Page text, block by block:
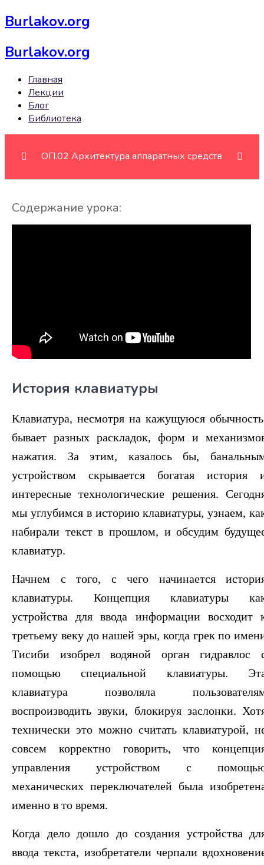
Burlakov.org
Burlakov.org
Главная
Лекции
Блог
Библиотека
Базовые представления об архитектуре ЭВМ.
факторы.
Устройство процессора 01:35:35
Периферийные устройства
История клавиатуры 14:16
ОП.02 Архитектура аппаратных средств
Содержание урока:
История клавиатуры
Клавиатура, несмотря на кажущуюся
бывает разных раскладок, форм и
нажатия. За этим, казалось бы,
устройством скрывается богатая история
интересные технологические решения.
мы углубимся в историю клавиатуры, узнаем,
набирали текст в прошлом, и обсудим
клавиатур.
Начнем с того, с чего начинается
клавиатуры. Концепция клавиатуры
устройства для ввода информации восходит
третьему веку до нашей эры, когда грек по
Тисиби изобрел водяной орган гидравлос
помощью специальной клавиатуры.
клавиатура позволяла
воспроизводить звуки, блокируя заслонки.
технически это можно считать клавиатурой,
совсем корректно говорить, что
управления устройством с
механических переключателей была
именно в то время.
Когда дело дошло до создания устройства
ввода текста, изобретатели черпали